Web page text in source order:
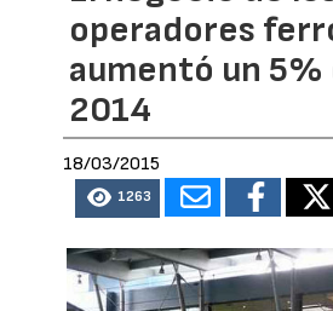
operadores
aumentó un 5%
2014
18/03/2015
1263